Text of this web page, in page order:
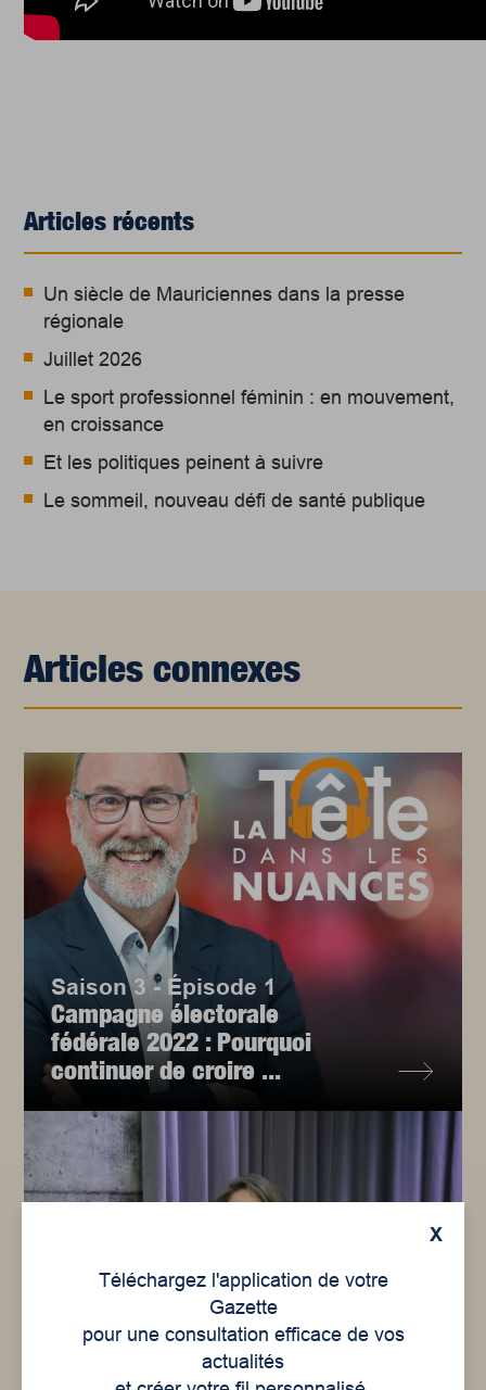
Articles récents
Un siècle de Mauriciennes dans la presse
régionale
Juillet 2026
Le sport professionnel féminin : en mouvement,
en croissance
Et les politiques peinent à suivre
Le sommeil, nouveau défi de santé publique
Articles connexes
Saison 3 - Épisode 1
Campagne électorale
fédérale 2022 : Pourquoi
continuer de croire ...
X
Téléchargez l'application de votre
Gazette
pour une consultation efficace de vos
actualités